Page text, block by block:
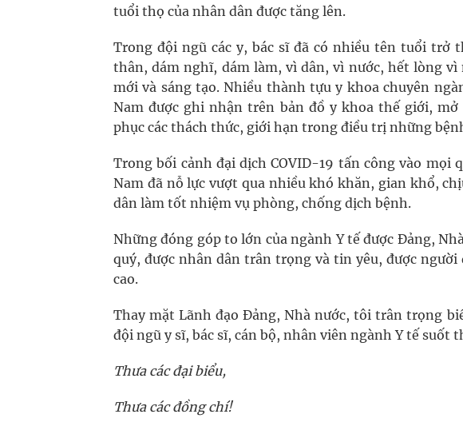
tuổi thọ của nhân dân được tăng lên.
Trong đội ngũ các y, bác sĩ đã có nhiều tên tuổi trở
thân, dám nghĩ, dám làm, vì dân, vì nước, hết lòng
mới và sáng tạo. Nhiều thành tựu y khoa chuyên
Nam được ghi nhận trên bản đồ y khoa thế giới,
phục các thách thức, giới hạn trong điều trị những
Trong bối cảnh đại dịch COVID-19 tấn công vào
Nam đã nỗ lực vượt qua nhiều khó khăn, gian khổ,
dân làm tốt nhiệm vụ phòng, chống dịch bệnh.
Những đóng góp to lớn của ngành Y tế được Đảng,
quý, được nhân dân trân trọng và tin yêu, được
cao.
Thay mặt Lãnh đạo Đảng, Nhà nước, tôi trân trọng
đội ngũ y sĩ, bác sĩ, cán bộ, nhân viên ngành Y tế suốt
Thưa các đại biểu,
Thưa các đồng chí!